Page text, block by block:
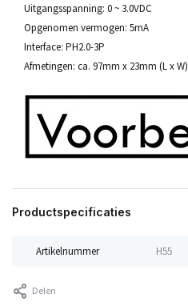
Uitgangsspanning: 0 ~ 3.0VDC
Opgenomen vermogen: 5mA
Interface: PH2.0-3P
Afmetingen: ca. 97mm x 23mm (L x W)
Productspecificaties
Artikelnummer H55
Delen